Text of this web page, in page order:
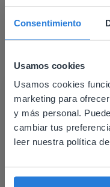
Consentimiento
Usamos cookies
Usamos cookies
marketing para
y más personal.
cambiar tus
leer nuestra política
This
your
Based on your
prefer to visit our
English